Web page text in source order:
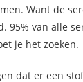
Want de
95% van alle
je het zoeken.
dat er een